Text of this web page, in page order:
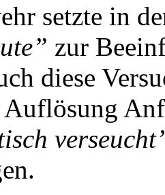
setzte in
zur
diese
Auflösung